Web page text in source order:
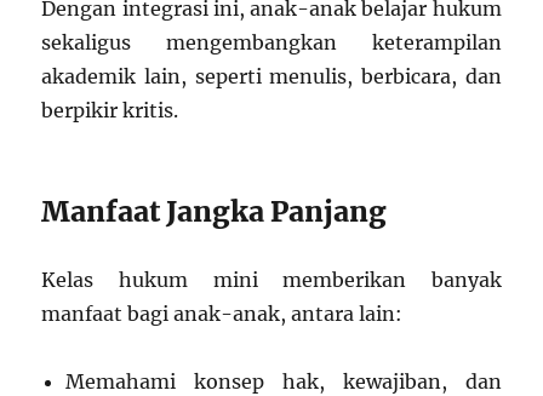
Dengan integrasi ini, anak-anak belajar hukum
sekaligus mengembangkan keterampilan
akademik lain, seperti menulis, berbicara, dan
berpikir kritis.
Manfaat Jangka Panjang
Kelas hukum mini memberikan banyak
manfaat bagi anak-anak, antara lain:
Memahami konsep hak, kewajiban, dan